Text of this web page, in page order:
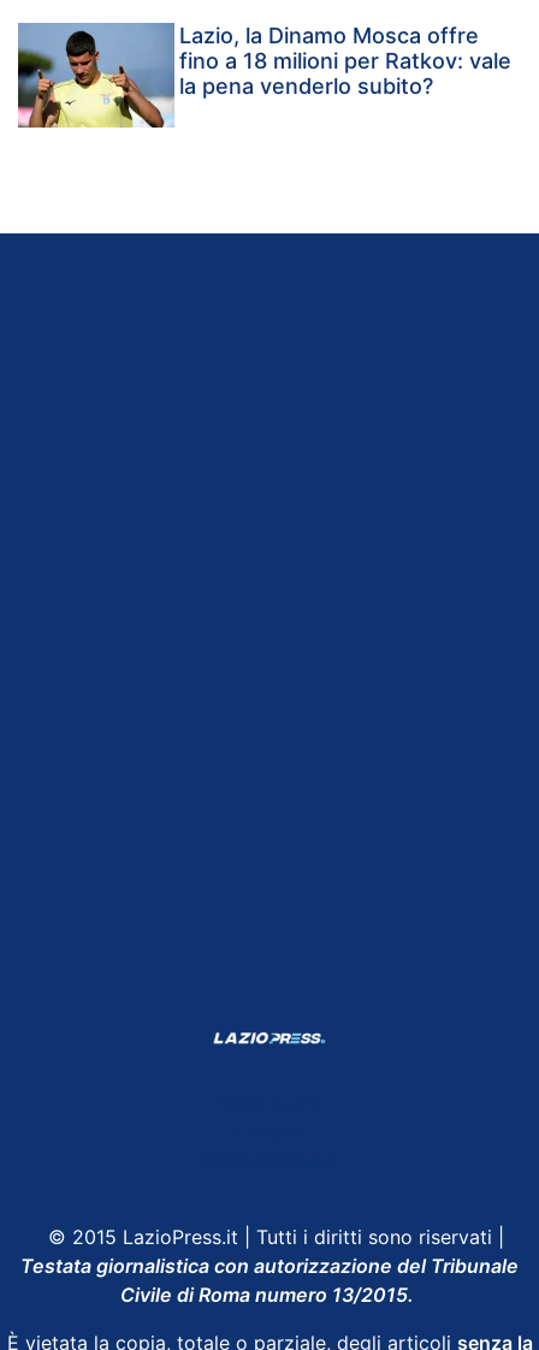
Lazio, la Dinamo Mosca offre
fino a 18 milioni per Ratkov: vale
la pena venderlo subito?
© 2015 LazioPress.it | Tutti i diritti sono riservati |
Testata giornalistica con autorizzazione del Tribunale
Civile di Roma numero 13/2015.
È vietata la copia, totale o parziale, degli articoli senza la